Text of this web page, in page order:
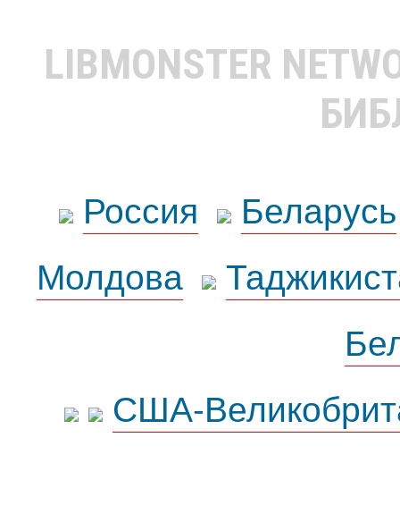
LIBMONSTER
Россия
Беларусь
Молдова
США-